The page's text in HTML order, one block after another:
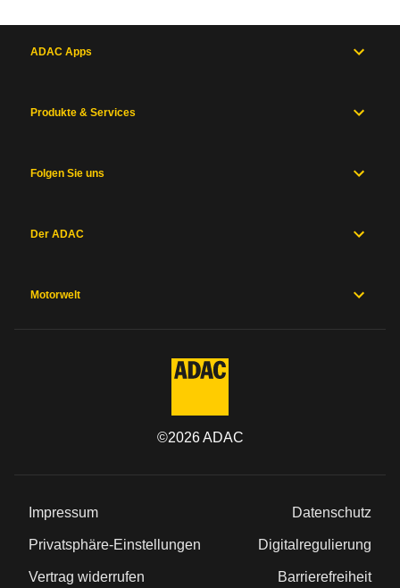
ADAC Apps
Produkte & Services
Folgen Sie uns
Der ADAC
Motorwelt
©2026ADAC
Impressum Datenschutz
Privatsphäre-Einstellungen Digitalregulierung
Vertrag widerrufen Barrierefreiheit